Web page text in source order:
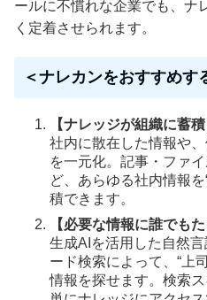
ールに不慣れな企業でも、ナ
く定着させられます。
＜ナレカンをおすすめす
【ナレッジが組織に蓄積
社内に散在した情報や
を一元化。記事・ファ
ど、あらゆる社内情報
積できます。
【必要な情報に誰でも
生成AIを活用した自然
ード検索によって、“上
情報を探せます。検索